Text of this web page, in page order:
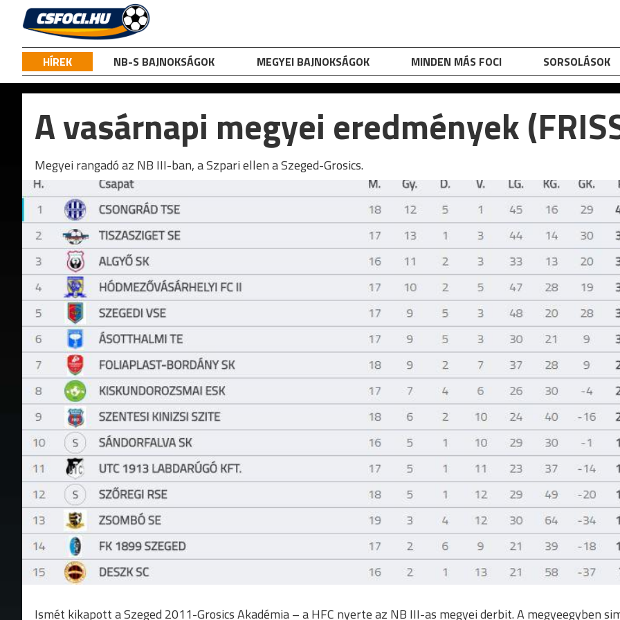
content
HÍREK NB-S BAJNOKSÁGOK MEGYEI BAJNOKSÁGOK MINDEN MÁS FOCI SORSOLÁSOK
A vasárnapi megyei eredmények
Megyei rangadó az NB III-ban, a Szpari ellen a Szeged-Grosics.
Ismét kikapott a Szeged 2011-Grosics Akadémia – a HFC nyerte az NB III-as megyei derbit. A megyeegyben